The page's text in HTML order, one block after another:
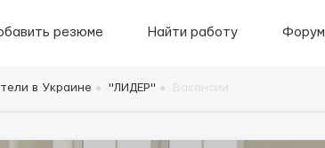
резюме Найти работу Форум
в Украине "ЛИДЕР"